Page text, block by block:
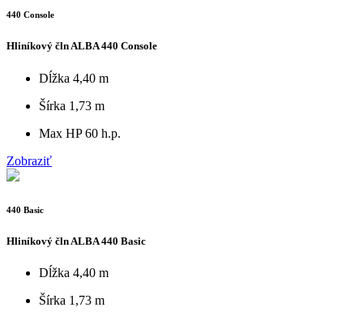
440 Console
Hliníkový čln ALBA 440 Console
Dĺžka 4,40 m
Šírka 1,73 m
Max HP 60 h.p.
Zobraziť
440 Basic
Hliníkový čln ALBA 440 Basic
Dĺžka 4,40 m
Šírka 1,73 m